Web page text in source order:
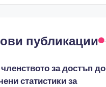
публикации
за достъп до
статистики за